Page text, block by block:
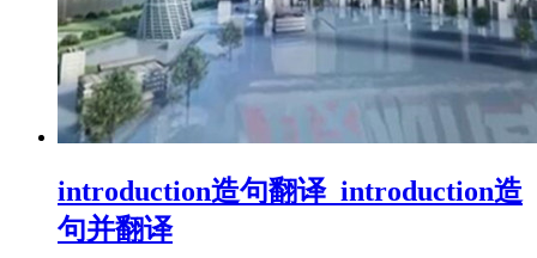
introduction造句翻译_introduction造
句并翻译